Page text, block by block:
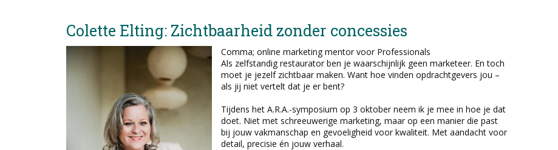
Colette Elting: Zichtbaarheid zonder concessies
Comma; online marketing mentor voor Professionals
Als zelfstandig restaurator ben je waarschijnlijk geen marketeer. En toch
moet je jezelf zichtbaar maken. Want hoe vinden opdrachtgevers jou –
als jij niet vertelt dat je er bent?
Tijdens het A.R.A.-symposium op 3 oktober neem ik je mee in hoe je dat
doet. Niet met schreeuwerige marketing, maar op een manier die past
bij jouw vakmanschap en gevoeligheid voor kwaliteit. Met aandacht voor
detail, precisie én jouw verhaal.